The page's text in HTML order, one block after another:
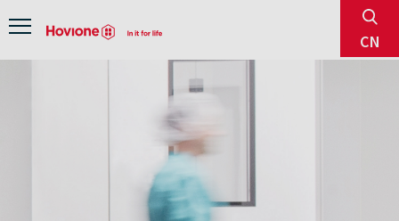
CN
Menu